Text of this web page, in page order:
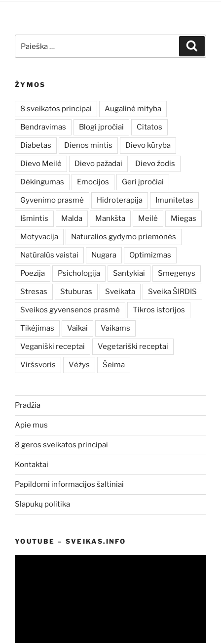
ŽYMOS
8 sveikatos principai Augalinė mityba
Bendravimas Blogi įpročiai Citatos
Diabetas Dienos mintis Dievo kūryba
Dievo Meilė Dievo pažadai Dievo žodis
Dėkingumas Emocijos Geri įpročiai
Gyvenimo prasmė Hidroterapija Imunitetas
Išmintis Malda Mankšta Meilė Miegas
Motyvacija Natūralios gydymo priemonės
Natūralūs vaistai Nugara Optimizmas
Poezija Psichologija Santykiai Smegenys
Stresas Stuburas Sveikata Sveika ŠIRDIS
Sveikos gyvensenos prasmė Tikros istorijos
Tikėjimas Vaikai Vaikams
Veganiški receptai Vegetariški receptai
Viršsvoris Vėžys Šeima
Pradžia
Apie mus
8 geros sveikatos principai
Kontaktai
Papildomi informacijos šaltiniai
Slapukų politika
YOUTUBE – SVEIKAS.INFO